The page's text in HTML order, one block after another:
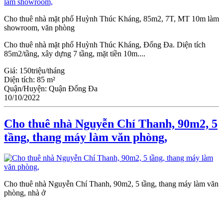
Cho thuê nhà mặt phố Huỳnh Thúc Kháng, 85m2, 7T, MT 10m làm
showroom, văn phòng
Cho thuê nhà mặt phố Huỳnh Thúc Kháng, Đống Đa. Diện tích
85m2/tầng, xây dựng 7 tầng, mặt tiền 10m....
Giá: 150triệu/tháng
Diện tích: 85 m²
Quận/Huyện: Quận Đống Đa
10/10/2022
Cho thuê nhà Nguyễn Chí Thanh, 90m2, 5
tầng, thang máy làm văn phòng,
Cho thuê nhà Nguyễn Chí Thanh, 90m2, 5 tầng, thang máy làm văn
phòng, nhà ở